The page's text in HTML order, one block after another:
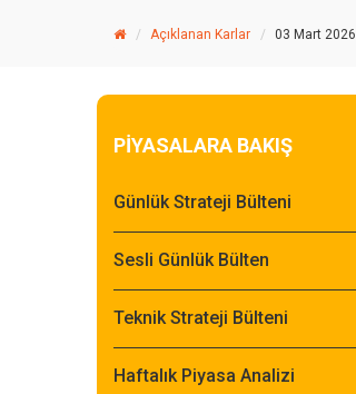
Açıklanan Karlar 03 Mart 2026
PİYASALARA BAKIŞ
Günlük Strateji Bülteni
Sesli Günlük Bülten
Teknik Strateji Bülteni
Haftalık Piyasa Analizi